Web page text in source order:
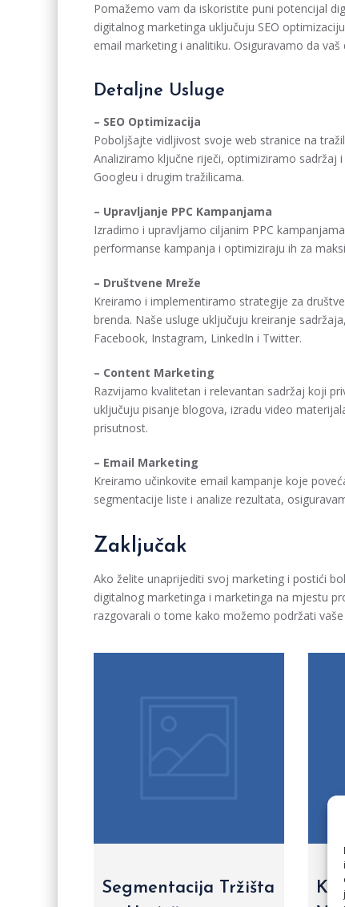
Pomažemo vam da iskoristite puni potencijal
digitalnog marketinga uključuju SEO
email marketing i analitiku. Osiguravamo da
Detaljne Usluge
– SEO Optimizacija
Poboljšajte vidljivost svoje web stranice na
Analiziramo ključne riječi, optimiziramo sadržaj
Googleu i drugim tražilicama.
– Upravljanje PPC Kampanjama
Izradimo i upravljamo ciljanim PPC
performanse kampanja i optimiziraju ih za
– Društvene Mreže
Kreiramo i implementiramo strategije za
brenda. Naše usluge uključuju kreiranje
Facebook, Instagram, LinkedIn i Twitter.
– Content Marketing
Razvijamo kvalitetan i relevantan sadržaj koji
uključuju pisanje blogova, izradu video
prisutnost.
– Email Marketing
Kreiramo učinkovite email kampanje koje
segmentacije liste i analize rezultata,
Zaključak
Ako želite unaprijediti svoj marketing i postići
digitalnog marketinga i marketinga na mjestu
razgovarali o tome kako možemo podržati
Segmentacija Tržišta